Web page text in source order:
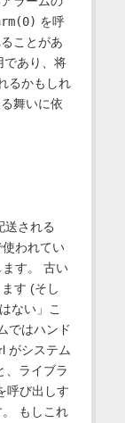
を呼
ことがあ
であり、将
るかもしれ
舞いに依
送される
われてい
す。 古い
す (そし
ない」こ
ではハンド
がシステム
、ライブラ
呼び出しす
もしこれ